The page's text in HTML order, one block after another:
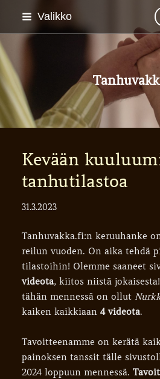
Siirry
Valikko
Kevään
tanhutilastoa
31.3.2023
Tanhuvakka.fi:n keruuhanke
reilun vuoden. On aika tehdä
tilastoihin! Olemme saaneet
videota, kiitos niistä
tähän mennessä on ollut
kaiken kaikkiaan 4 videota.
Tavoitteenamme on kerätä
painoksen tanssit tälle
2024 loppuun mennessä.